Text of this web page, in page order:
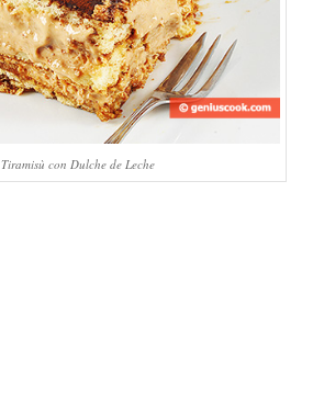
Tiramisù con Dulche de Leche